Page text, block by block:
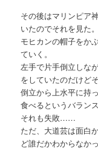
その後はマリンピア
いたのでそれを見た。
モヒカンの帽子をか
ていく。
左手で片手倒立しな
をしていたのだけど
倒立から上水平に持
食べるというバラン
それも失敗……
ただ、大道芸は面白
ど誰だかわからな